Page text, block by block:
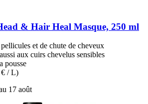
& Hair Heal Masque, 250 ml
et de chute de cheveux
aux cuirs chevelus sensibles
pousse
€ / L)
17 août